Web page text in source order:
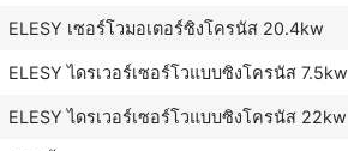
ELESY เซอร์โวมอเตอร์ซิงโครนัส 20.4kw
ELESY ไดรเวอร์เซอร์โวแบบซิงโครนัส 7.5kw
ELESY ไดรเวอร์เซอร์โวแบบซิงโครนัส 22kw